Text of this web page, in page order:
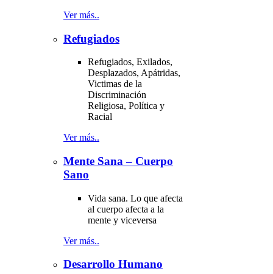
Ver más..
Refugiados
Refugiados, Exilados,
Desplazados, Apátridas,
Victimas de la
Discriminación
Religiosa, Política y
Racial
Ver más..
Mente Sana – Cuerpo
Sano
Vida sana. Lo que afecta
al cuerpo afecta a la
mente y viceversa
Ver más..
Desarrollo Humano